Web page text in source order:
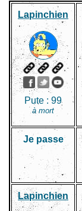
Lapinchien
Pute : 99
à mort
Je passe
Lapinchien